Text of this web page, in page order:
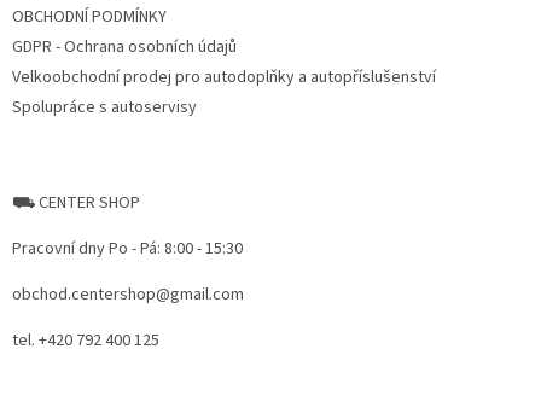
OBCHODNÍ PODMÍNKY
GDPR - Ochrana osobních údajů
Velkoobchodní prodej pro autodoplňky a autopříslušenství
Spolupráce s autoservisy
⛟ CENTER SHOP
Pracovní dny Po - Pá: 8:00 - 15:30
obchod.centershop@gmail.com
tel. +420 792 400 125